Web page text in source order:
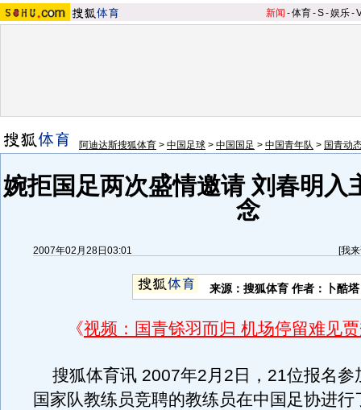
新闻 -体育-S-娱乐-
阿迪达斯搜狐体育 > 中国足球 > 中国国足 > 中国青年队 > 国青动
婉拒国足两次盛情邀请 刘春明入
念
2007年02月28日03:01 [我
来源：搜狐体育 作者：卜酷塔
《视频：国青铩羽而归 机场停留难见
搜狐体育讯 2007年2月2日，21位报名参
国家队教练员竞聘的教练员在中国足协进行